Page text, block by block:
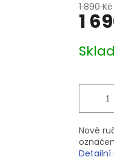
1 890 Kč
1
cena:
Nové